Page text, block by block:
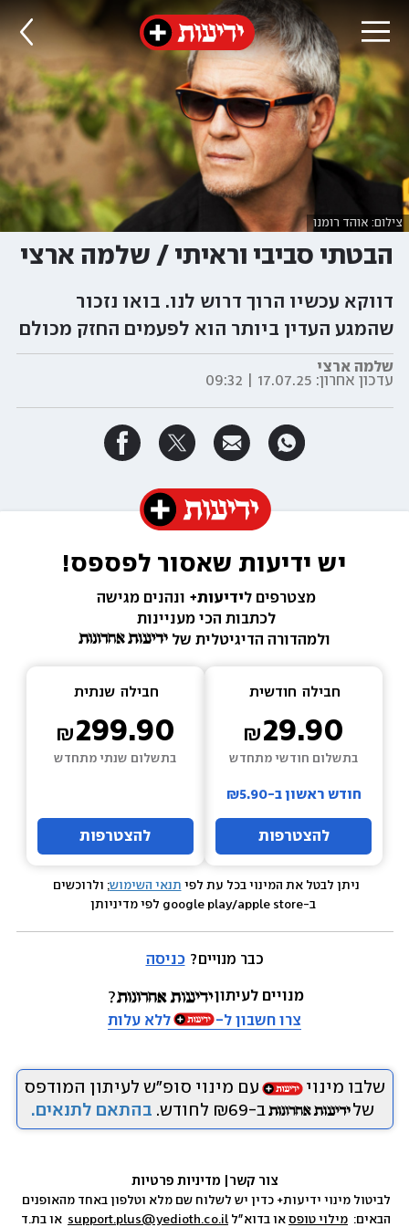
צילום: אוהד רומנו
הבטתי סביבי וראיתי / שלמה ארצי
דווקא עכשיו הרוך דרוש לנו. בואו נזכור
שהמגע העדין ביותר הוא לפעמים החזק מכולם
שלמה ארצי
עדכון אחרון: 17.07.25 | 09:32
יש ידיעות שאסור לפספס!
מצטרפים לידיעות+ ונהנים מגישה
לכתבות הכי מעניינות
ולמהדורה הדיגיטלית של
חבילה חודשית
29.90
בתשלום חודשי מתחדש
חודש ראשון ב-₪5.90
להצטרפות
חבילה שנתית
299.90
בתשלום שנתי מתחדש
להצטרפות
ניתן לבטל את המינוי בכל עת לפי תנאי השימוש; ולרוכשים
כבר מנויים? כניסה
מנויים לעיתון
צרו חשבון ל-
ללא עלות
שלבו מינוי
עם מינוי סופ״ש לעיתון המודפס
של
ב-₪69 לחודש. בהתאם לתנאים.
צור קשר
הבאים: מילוי טופס או בדוא״ל support.plus@yedioth.co.il